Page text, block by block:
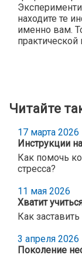
находите те
именно вам.
Читайте
17 марта 2026
Инструкции
Как помочь
стресса?
11 мая 2026
Хватит
Как
3 апреля 2026
Поколение